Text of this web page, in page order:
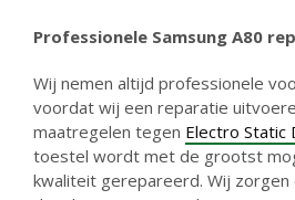
Professionele Samsung A80
Wij nemen altijd professionele
voordat wij een reparatie
maatregelen tegen Electro Static
toestel wordt met de grootst
kwaliteit gerepareerd. Wij